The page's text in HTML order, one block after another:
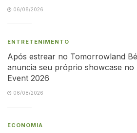
06/08/2026
ENTRETENIMENTO
Após estrear no Tomorrowland
anuncia seu próprio showcase no
Event 2026
06/08/2026
ECONOMIA